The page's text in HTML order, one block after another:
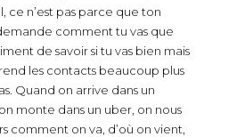
ce n’est pas parce que ton
comment tu vas que
de savoir si tu vas bien mais
les contacts beaucoup plus
Quand on arrive dans un
monte dans un uber, on nous
comment on va, d’où on vient,